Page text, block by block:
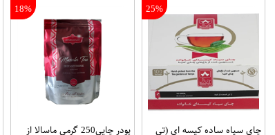
25%
چای سیاه ساده کیسه ای (تی
18%
پودر چایی250 گرمی ماسالا از